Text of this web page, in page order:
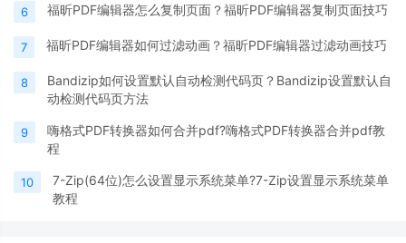
6 福昕PDF编辑器怎么复制页面？福昕PDF编辑器复制页面技巧
7 福昕PDF编辑器如何过滤动画？福昕PDF编辑器过滤动画技巧
8
Bandizip如何设置默认自动检测代码页？Bandizip设置默认自
动检测代码页方法
9
嗨格式PDF转换器如何合并pdf?嗨格式PDF转换器合并pdf教
程
10
7-Zip(64位)怎么设置显示系统菜单?7-Zip设置显示系统菜单
教程